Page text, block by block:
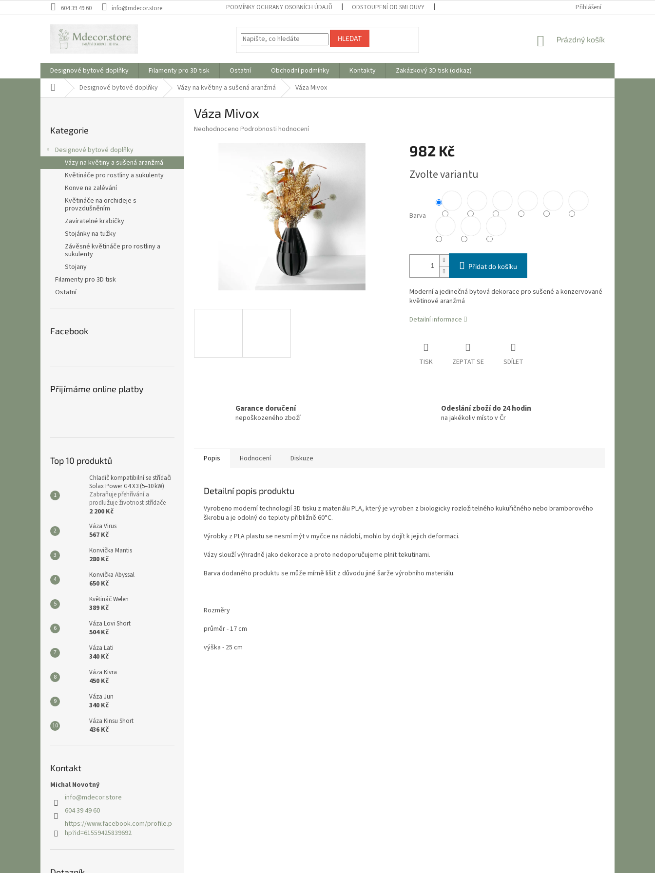
na
604 39 49 60 info@mdecor.store PODMÍNKY OCHRANY OSOBNÍCH ÚDAJŮ ODSTOUPENÍ OD SMLOUVY Přihlášení
HLEDAT
NÁKUPNÍ
Prázdný košík
Designové bytové doplňky Filamenty pro 3D tisk Ostatní Obchodní podmínky Kontakty
Zakázkový 3D tisk (odkaz)
Domů Designové bytové doplňky Vázy na květiny a sušená aranžmá Váza Mivox
a
n
kategorie
Kategorie
Designové bytové doplňky
Vázy na květiny a sušená aranžmá
Květináče pro rostliny a sukulenty
Konve na zalévání
Květináče na orchideje s
provzdušněním
Zavíratelné krabičky
Stojánky na tužky
Závěsné květináče pro rostliny a
sukulenty
Stojany
Filamenty pro 3D tisk
Ostatní
Facebook
Přijímáme online platby
Top 10 produktů
Chladič kompatibilní se střídači
Solax Power G4 X3 (5–10 kW)
Zabraňuje přehřívání a
prodlužuje životnost střídače
2 200 Kč
Váza Virus
567 Kč
Konvička Mantis
280 Kč
Konvička Abyssal
650 Kč
Květináč Welen
389 Kč
Váza Lovi Short
504 Kč
Váza Lati
340 Kč
Váza Kivra
450 Kč
Váza Jun
340 Kč
Váza Kinsu Short
436 Kč
Kontakt
Michal Novotný
info@mdecor.store
604 39 49 60
https://www.facebook.com/profile.p
hp?id=61559425839692
Váza Mivox
Průměrné
Neohodnoceno Podrobnosti hodnocení
982 Kč
cena:
Zvolte variantu
Barva
Přidat do košíku
Moderní a jedinečná bytová dekorace pro sušené a konzervované
květinové aranžmá
Detailní informace
TISK ZEPTAT SE SDÍLET
Garance doručení
nepoškozeného zboží
Odeslání zboží do 24 hodin
na jakékoliv místo v Čr
Popis Hodnocení Diskuze
Detailní popis produktu
Vyrobeno moderní technologií 3D tisku z materiálu PLA, který je vyroben z biologicky rozložitelného kukuřičného nebo bramborového
škrobu a je odolný do teploty přibližně 60°C.
Výrobky z PLA plastu se nesmí mýt v myčce na nádobí, mohlo by dojít k jejich deformaci.
Vázy slouží výhradně jako dekorace a proto nedoporučujeme plnit tekutinami.
Barva dodaného produktu se může mírně lišit z důvodu jiné šarže výrobního materiálu.
Rozměry
průměr - 17 cm
výška - 25 cm